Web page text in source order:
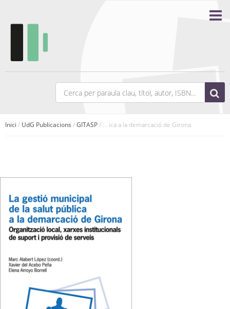
Inici / UdG Publicacions /GITASP/ ... ica a la demarcació de Girona